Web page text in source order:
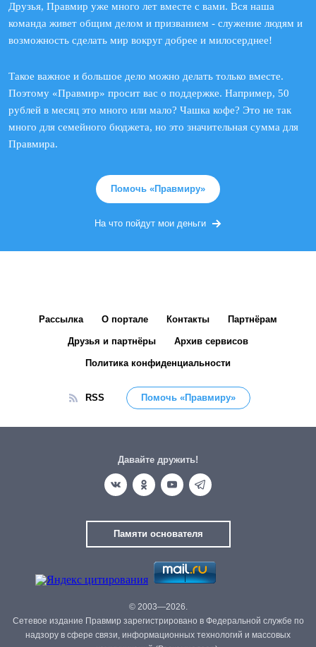
Друзья, Правмир уже много лет вместе с вами. Вся наша
команда живет общим делом и призванием - служение людям и
возможность сделать мир вокруг добрее и милосерднее!
Такое важное и большое дело можно делать только вместе.
Поэтому «Правмир» просит вас о поддержке. Например, 50
рублей в месяц это много или мало? Чашка кофе? Это не так
много для семейного бюджета, но это значительная сумма для
Правмира.
Помочь «Правмиру»
На что пойдут мои деньги
Рассылка О портале Контакты Партнёрам
Друзья и партнёры Архив сервисов
Политика конфиденциальности
RSS Помочь «Правмиру»
Давайте дружить!
Памяти основателя
© 2003—2026.
Сетевое издание Правмир зарегистрировано в Федеральной службе по
надзору в сфере связи, информационных технологий и массовых